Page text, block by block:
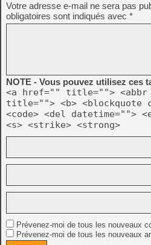
Votre adresse e-mail ne sera pas
obligatoires sont indiqués avec *
NOTE - Vous pouvez utilisez ces
<a href="" title=""> <abbr
title=""> <b> <blockquote
<code> <del datetime="">
<s> <strike> <strong>
Prévenez-moi de tous les nouveaux
Prévenez-moi de tous les nouveaux